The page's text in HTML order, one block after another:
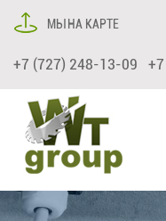
МЫ НА КАРТЕ
+7 (727) 248-13-09